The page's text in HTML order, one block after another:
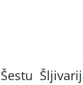
Šestu